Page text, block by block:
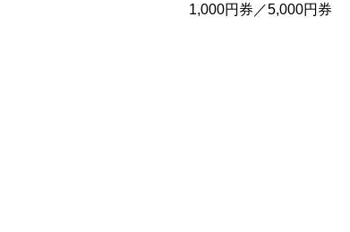
1,000円券／5,000円券